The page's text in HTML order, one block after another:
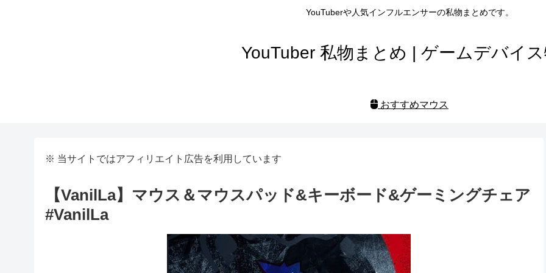
YouTuberや人気インフルエンサーの私物まとめです。
YouTuber 私物まとめ | ゲームデバイ
おすすめマウス
※ 当サイトではアフィリエイト広告を利用しています
【VanilLa】マウス＆マウスパッド&キーボード&ゲーミングチェア
#VanilLa